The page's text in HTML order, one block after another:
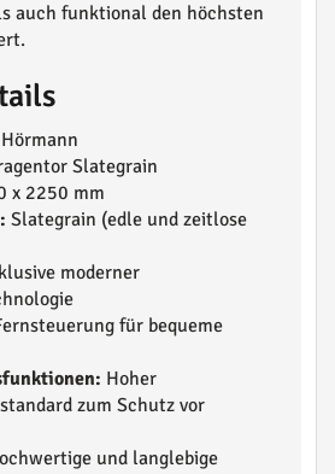
auch funktional den höchsten
Hörmann
Slategrain
x 2250 mm
Slategrain (edle und zeitlose
moderner
für bequeme
Hoher
zum Schutz vor
und langlebige